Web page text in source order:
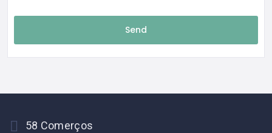
58 Comerços